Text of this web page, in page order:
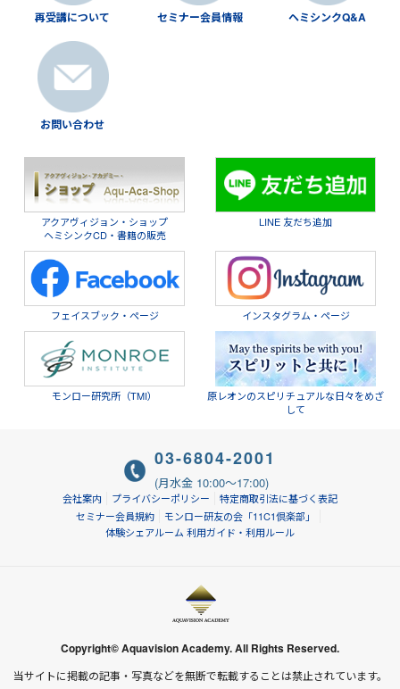
再受講について セミナー会員情報 ヘミシンクQ&A
お問い合わせ
アクアヴィジョン・ショップ
ヘミシンクCD・書籍の販売
LINE 友だち追加
フェイスブック・ページ インスタグラム・ページ
モンロー研究所（TMI）
原レオンのスピリチュアルな日々をめざ
して
会社案内 プライバシーポリシー
特定商取引法に基づく表記
セミナー会員規約
モンロー研友の会「11C1倶楽部」
体験シェアルーム 利用ガイド・利用ルール
03-6804-2001
(月水金 10:00～17:00)
Copyright© Aquavision Academy. All Rights Reserved.
当サイトに掲載の記事・写真などを無断で転載することは禁止されています。